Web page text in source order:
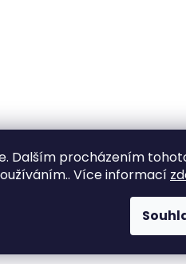
Dalším procházením
Více informací